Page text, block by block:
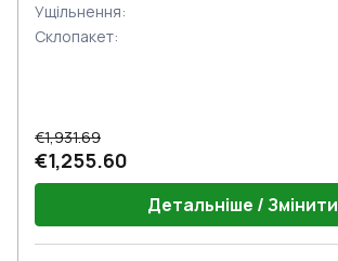
Ущільнення:
Склопакет:
€1,931.69
€1,255.60
Детальніше / Змінити